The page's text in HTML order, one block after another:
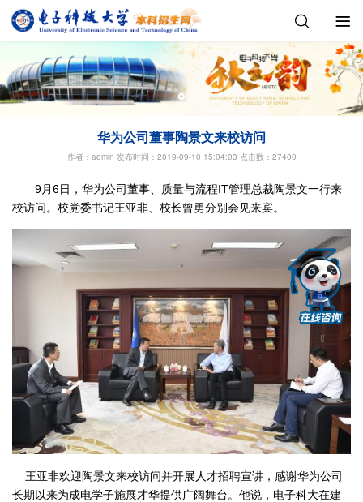
华为公司董事陶景文来校访问
作者：admin 发布时间：2019-09-10 15:04:03 点击数：27400
9月6日，华为公司董事、质量与流程IT管理总裁陶景文一行来
校访问。校党委书记王亚非、校长曾勇分别会见来宾。
王亚非欢迎陶景文来校访问并开展人才招聘宣讲，感谢华为公司
长期以来为成电学子施展才华提供广阔舞台。他说，电子科大在建